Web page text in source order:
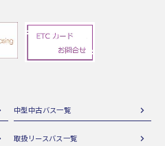
中型中古バス一覧
取扱リースバス一覧